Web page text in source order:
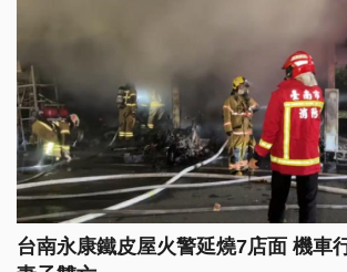
台南永康鐵皮屋火警延燒7店面 機車